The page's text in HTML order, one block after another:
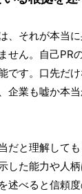
、それが本当
せん。自己PR
です。口先だ
企業も嘘か本
だと理解して
した能力や人
述べると信頼